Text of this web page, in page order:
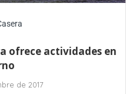
ofrece actividades en
de 2017